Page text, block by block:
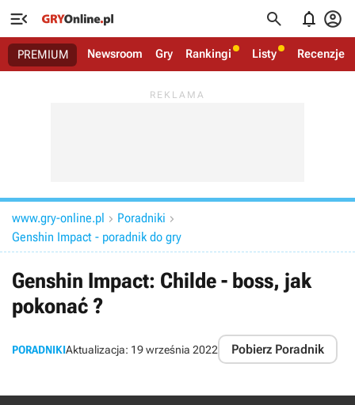
   
PREMIUM Newsroom Gry Rankingi Listy Recenzje
www.gry-online.pl  Poradniki 
Genshin Impact - poradnik do gry
Genshin Impact: Childe - boss, jak
pokonać ?
PORADNIKIAktualizacja: 19 września 2022 Pobierz Poradnik